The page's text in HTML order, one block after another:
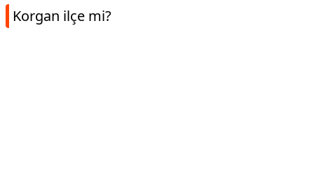
Korgan ilçe mi?